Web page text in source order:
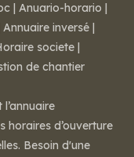
| Anuario-horario |
Annuaire inversé |
societe |
de chantier
horaires d’ouverture
Besoin d'une